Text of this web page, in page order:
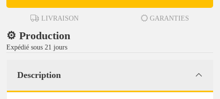
LIVRAISON GARANTIES
⚙️ Production
Expédié sous 21 jours
Description